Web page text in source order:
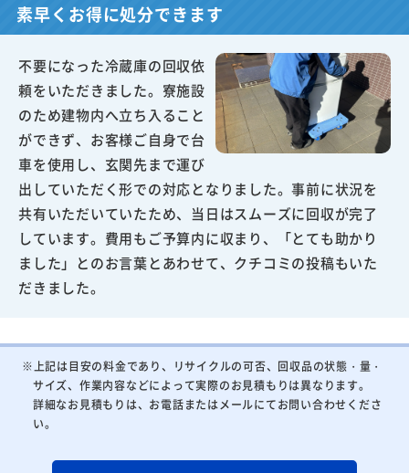
素早くお得に処分できます
不要になった冷蔵庫の回収依
頼をいただきました。寮施設
のため建物内へ立ち入ること
ができず、お客様ご自身で台
車を使用し、玄関先まで運び
出していただく形での対応となりました。事前に状況を
共有いただいていたため、当日はスムーズに回収が完了
しています。費用もご予算内に収まり、「とても助かり
ました」とのお言葉とあわせて、クチコミの投稿もいた
だきました。
※上記は目安の料金であり、リサイクルの可否、回収品の状態・量・
サイズ、作業内容などによって実際のお見積もりは異なります。
詳細なお見積もりは、お電話またはメールにてお問い合わせくださ
い。